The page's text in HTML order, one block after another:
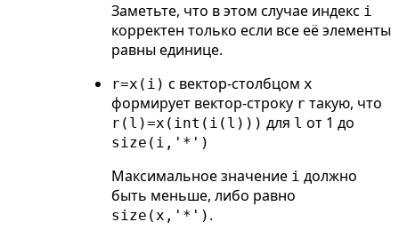
Заметьте, что в этом случае индекс i
корректен только если все её элементы
равны единице.
r=x(i) с вектор-столбцом x
формирует вектор-строку r такую, что
r(l)=x(int(i(l))) для l от 1 до
size(i,'*')
Максимальное значение i должно
быть меньше, либо равно
size(x,'*') .